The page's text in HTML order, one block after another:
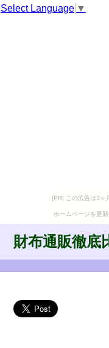
Select Language ▼
[PR] この広告は3ヶ
ホームページを更
財布通販徹底